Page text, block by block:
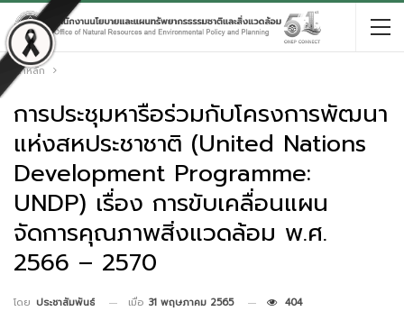
หน้าหลัก
การประชุมหารือร่วมกับโครงการพัฒนา
แห่งสหประชาชาติ (United Nations
Development Programme:
UNDP) เรื่อง การขับเคลื่อนแผน
จัดการคุณภาพสิ่งแวดล้อม พ.ศ.
2566 – 2570
โดย ประชาสัมพันธ์ เมื่อ 31 พฤษภาคม 2565 404